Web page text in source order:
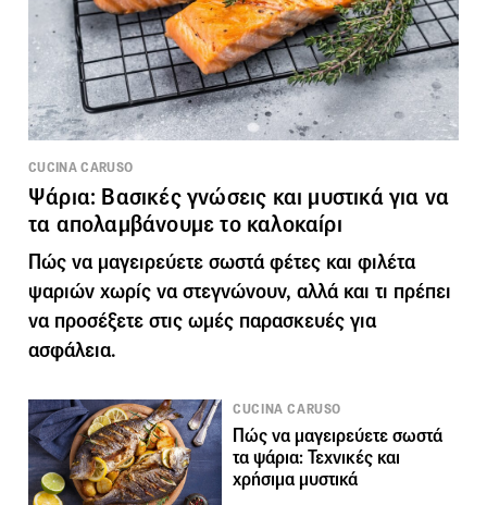
CUCINA CARUSO
Ψάρια: Βασικές γνώσεις και μυστικά για να
τα απολαμβάνουμε το καλοκαίρι
Πώς να μαγειρεύετε σωστά φέτες και φιλέτα
ψαριών χωρίς να στεγνώνουν, αλλά και τι πρέπει
να προσέξετε στις ωμές παρασκευές για
ασφάλεια.
CUCINA CARUSO
Πώς να μαγειρεύετε σωστά
τα ψάρια: Τεχνικές και
χρήσιμα μυστικά